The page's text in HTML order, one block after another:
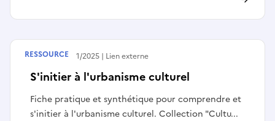
S'initier à l'urbanisme culturel
Fiche pratique et synthétique pour comprendre et
s'initier à l'urbanisme culturel. Collection "Cultu...
Publié le27/11/2025 Lien externe
RESSOURCE